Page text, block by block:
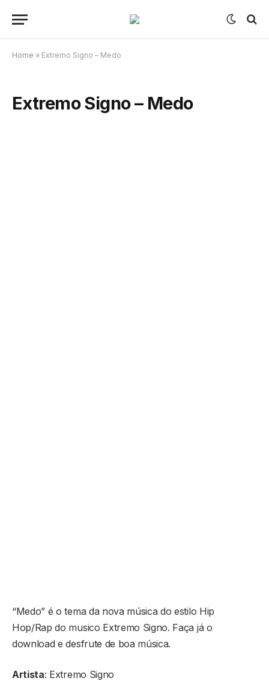
Home » Extremo Signo – Medo
Extremo Signo – Medo
“Medo” é o tema da nova música do estilo Hip
Hop/Rap do musico Extremo Signo. Faça já o
download e desfrute de boa música.
Artista: Extremo Signo